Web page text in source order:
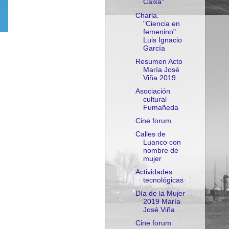
Caixa"
Charla.
"Ciencia en
femenino"
Luis Ignacio
García
Resumen Acto
María José
Viña 2019
Asociación
cultural
Fumañeda
Cine forum
Calles de
Luanco con
nombre de
mujer
Actividades
tecnológicas
Día de la Mujer
2019 María
José Viña
Cine forum